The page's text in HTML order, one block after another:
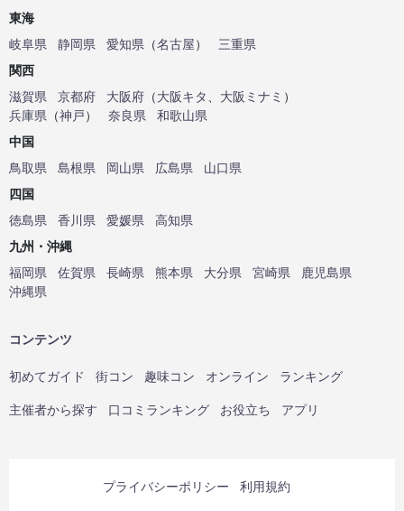
東海
岐阜県
静岡県 愛知県 （名古屋）
三重県
関西
滋賀県
京都府 大阪府 （大阪キタ 大阪ミナミ ）
兵庫県 （神戸） 奈良県
和歌山県
中国
鳥取県
島根県 岡山県 広島県
山口県
四国
徳島県
香川県 愛媛県
高知県
九州・沖縄
福岡県
佐賀県 長崎県 熊本県 大分県 宮崎県
鹿児島県
沖縄県
コンテンツ
初めてガイド 街コン 趣味コン オンライン ランキング
主催者から探す 口コミランキング お役立ち アプリ
プライバシーポリシー 利用規約